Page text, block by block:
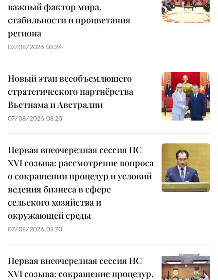
важный фактор мира,
стабильности и процветания
региона
07/08/2026 08:24
Новый этап всеобъемлющего
стратегического партнёрства
Вьетнама и Австралии
07/08/2026 08:20
Первая внеочередная сессия НС
XVI созыва: рассмотрение вопроса
о сокращении процедур и условий
ведения бизнеса в сфере
сельского хозяйства и
окружающей среды
07/08/2026 08:20
Первая внеочередная сессия НС
XVI созыва: сокращение процедур,